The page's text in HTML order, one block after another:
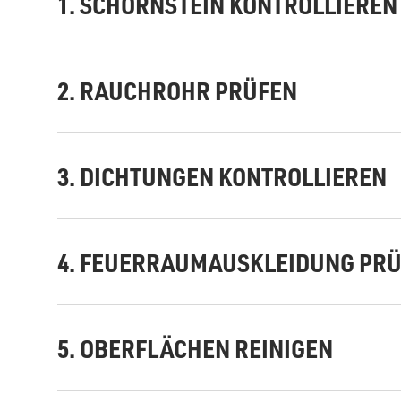
2. RAUCHROHR PRÜFEN
3. DICHTUNGEN KONTROLLIEREN
4. FEUERRAUMAUSKLEIDUNG
5. OBERFLÄCHEN REINIGEN